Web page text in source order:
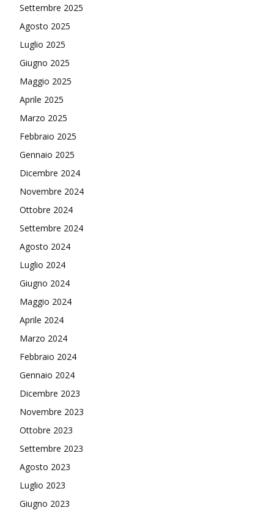
Settembre 2025
Agosto 2025
Luglio 2025
Giugno 2025
Maggio 2025
Aprile 2025
Marzo 2025
Febbraio 2025
Gennaio 2025
Dicembre 2024
Novembre 2024
Ottobre 2024
Settembre 2024
Agosto 2024
Luglio 2024
Giugno 2024
Maggio 2024
Aprile 2024
Marzo 2024
Febbraio 2024
Gennaio 2024
Dicembre 2023
Novembre 2023
Ottobre 2023
Settembre 2023
Agosto 2023
Luglio 2023
Giugno 2023